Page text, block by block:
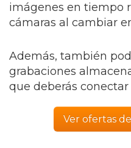
imágenes en tiempo
cámaras al cambiar
Además, también
grabaciones
que deberás
Ver ofertas